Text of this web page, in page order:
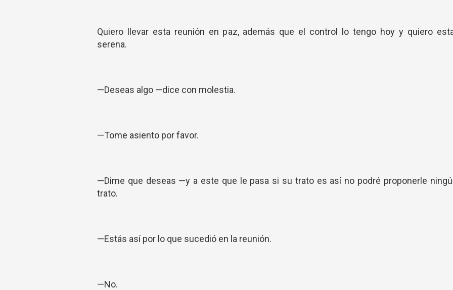
Quiero llevar esta reunión en paz, además que el control lo tengo hoy y quiero
serena.
—Deseas algo —dice con molestia.
—Tome asiento por favor.
—Dime que deseas —y a este que le pasa si su trato es así no podré proponerle
trato.
—Estás así por lo que sucedió en la reunión.
—No.